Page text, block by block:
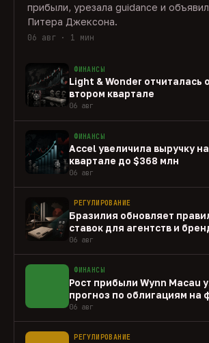
прибыли, урезала guidance и
Питера Джексона.
06 авг · 1 мин
ФИНАНСЫ
Light & Wonder отчиталась
втором квартале
06 авг
ФИНАНСЫ
Accel увеличила выручку на
квартале до $368 млн
06 авг
РЕГУЛИРОВАНИЕ
Бразилия обновляет
ставок для агентств и
06 авг
ФИНАНСЫ
Рост прибыли Wynn Macau
прогноз по облигациям на
capex
06 авг
РЕГУЛИРОВАНИЕ